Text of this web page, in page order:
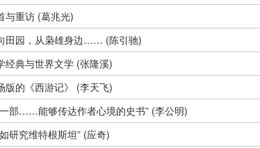
与重访 (葛兆光)
田园，从枭雄身边…… (陈引驰)
经典与世界文学 (张隆溪)
版的《西游记》 (李天飞)
部……能够传达作者心境的史书” (李公明)
研究维特根斯坦” (应奇)